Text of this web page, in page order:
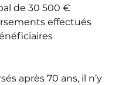
de 30 500 €
effectués
après 70 ans, il n’y